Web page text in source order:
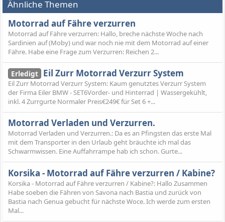
Ähnliche Themen
Motorrad auf Fähre verzurren
Motorrad auf Fähre verzurren: Hallo, breche nächste Woche nach
Sardinien auf (Moby) und war noch nie mit dem Motorrad auf einer
Fähre. Habe eine Frage zum Verzurren: Reichen 2...
Erledigt Eil Zurr Motorrad Verzurr System
Eil Zurr Motorrad Verzurr System: Kaum genutztes Verzurr System
der Firma Eiler BMW - SET6Vorder- und Hinterrad | Wassergekühlt,
inkl. 4 Zurrgurte Normaler Preis€249€ für Set 6 +...
Motorrad Verladen und Verzurren.
Motorrad Verladen und Verzurren.: Da es an Pfingsten das erste Mal
mit dem Transporter in den Urlaub geht bräuchte ich mal das
Schwarmwissen. Eine Auffahrrampe hab ich schon. Gurte...
Korsika - Motorrad auf Fähre verzurren / Kabine?
Korsika - Motorrad auf Fähre verzurren / Kabine?: Hallo Zusammen
Habe soeben die Fähren von Savona nach Bastia und zurück von
Bastia nach Genua gebucht für nächste Woce. Ich werde zum ersten
Mal...